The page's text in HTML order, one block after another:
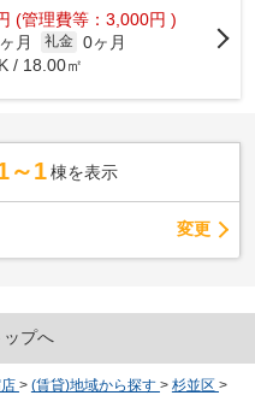
(管理費等：3,000円 )
月 礼金 0ヶ月
/ 18.00㎡
～1 棟を表示
変更
プへ
> (賃貸)地域から探す > 杉並区 >